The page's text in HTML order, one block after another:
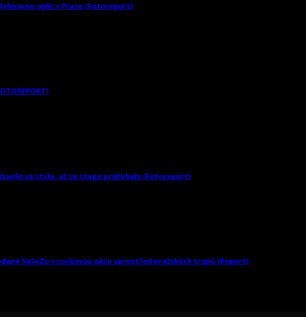
opět v Praze (Fotoreport)
ve stylu, až se stage prohýbaly (Fotoreport)
SaSaZu v rockovou oázu uprostřed pražských tropů (Report)